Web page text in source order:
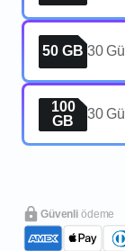
50 GB 30
100
GB
30
Güvenli ödeme